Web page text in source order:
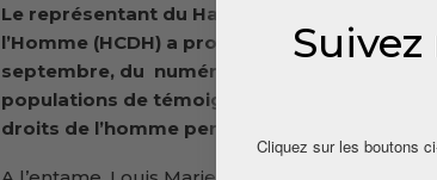
Le représentant du Haut Commissariat des
l’Homme (HCDH) a procédé au lancement
septembre, du numéro vert, 124. Ce
populations de témoigner sur les
droits de l’homme pendant et après les
Suivez
Cliquez sur les boutons